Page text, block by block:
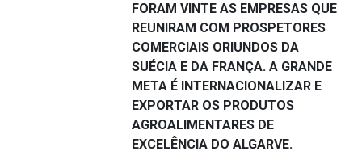
FORAM VINTE AS EMPRESAS QUE
REUNIRAM COM PROSPETORES
COMERCIAIS ORIUNDOS DA
SUÉCIA E DA FRANÇA. A GRANDE
META É INTERNACIONALIZAR E
EXPORTAR OS PRODUTOS
AGROALIMENTARES DE
EXCELÊNCIA DO ALGARVE.